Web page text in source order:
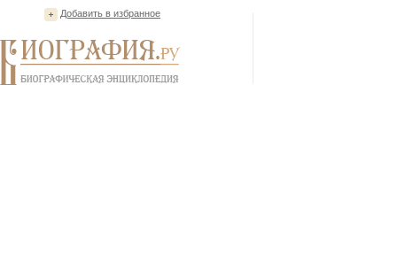
Добавить в избранное